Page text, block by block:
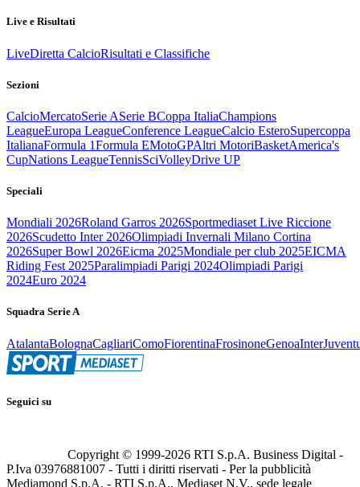
Live e Risultati
LiveDiretta CalcioRisultati e Classifiche
Sezioni
CalcioMercatoSerie ASerie BCoppa ItaliaChampions
LeagueEuropa LeagueConference LeagueCalcio EsteroSupercoppa
ItalianaFormula 1Formula EMotoGPAltri MotoriBasketAmerica's
CupNations LeagueTennisSciVolleyDrive UP
Speciali
Mondiali 2026Roland Garros 2026Sportmediaset Live Riccione
2026Scudetto Inter 2026Olimpiadi Invernali Milano Cortina
2026Super Bowl 2026Eicma 2025Mondiale per club 2025EICMA
Riding Fest 2025Paralimpiadi Parigi 2024Olimpiadi Parigi
2024Euro 2024
Squadra Serie A
AtalantaBolognaCagliariComoFiorentinaFrosinoneGenoaInter
Seguici su
Copyright © 1999-2026 RTI S.p.A. Business Digital -
P.Iva 03976881007 - Tutti i diritti riservati - Per la pubblicità
Mediamond S.p.A. - RTI S.p.A., Mediaset N.V., sede legale